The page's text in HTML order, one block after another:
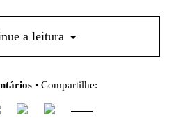
a leitura
• Compartilhe: